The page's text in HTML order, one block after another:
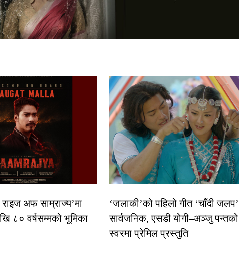
अफ साम्राज्य’मा
८० वर्षसम्मको भूमिका
‘जलाकी’को पहिलो गीत ‘चाँदी जलप’
सार्वजनिक, एसडी योगी–अञ्जु पन्तको
स्वरमा प्रेमिल प्रस्तुति